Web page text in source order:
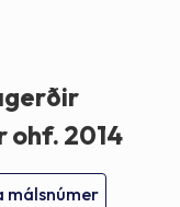
ohf. 2014
málsnúmer